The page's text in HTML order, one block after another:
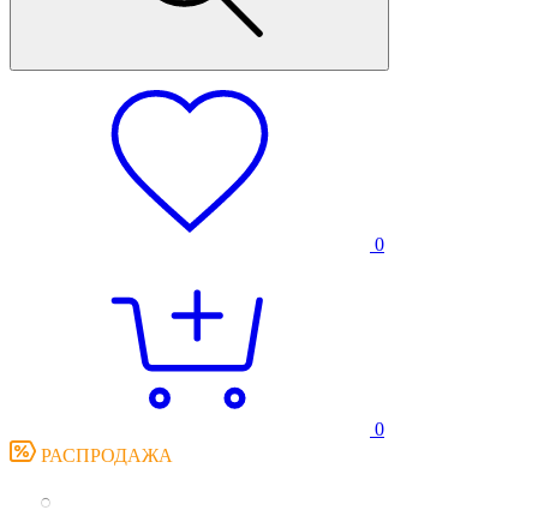
0
0
РАСПРОДАЖА